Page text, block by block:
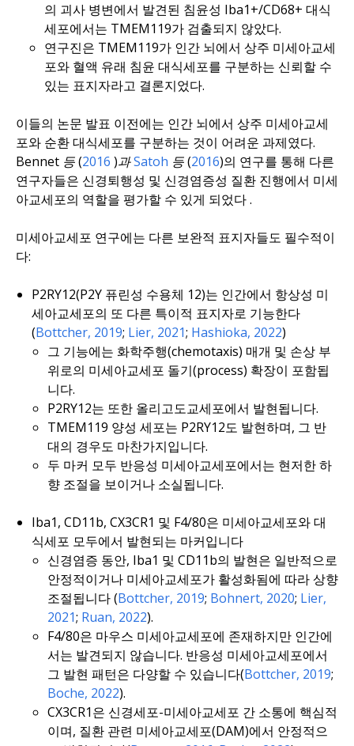
의 괴사 병변에서 발견된 침윤성 Iba1+/CD68+ 대식
세포에서는 TMEM119가 검출되지 않았다.
연구진은 TMEM119가 인간 뇌에서 상주 미세아교세
포와 혈액 유래 침윤 대식세포를 구분하는 신뢰할 수
있는 표지자라고 결론지었다.
이들의 논문 발표 이전에는 인간 뇌에서 상주 미세아교세
포와 순환 대식세포를 구분하는 것이 어려운 과제였다.
Bennet 등(2016 )과Satoh 등(2016)의 연구를 통해 다른
연구자들은 신경퇴행성 및 신경염증성 질환 진행에서 미세
아교세포의 역할을 평가할 수 있게 되었다.
미세아교세포 연구에는 다른 보완적 표지자들도 필수적이
다:
P2RY12(P2Y 퓨린성 수용체 12)는 인간에서 항상성 미
세아교세포의 또 다른 특이적 표지자로 기능한다
(Bottcher, 2019; Lier, 2021; Hashioka, 2022)
그 기능에는 화학주행(chemotaxis) 매개 및 손상 부
위로의 미세아교세포 돌기(process) 확장이 포함됩
니다.
P2RY12는 또한 올리고도교세포에서 발현됩니다.
TMEM119 양성 세포는 P2RY12도 발현하며, 그 반
대의 경우도 마찬가지입니다.
두 마커 모두 반응성 미세아교세포에서는 현저한 하
향 조절을 보이거나 소실됩니다.
Iba1, CD11b, CX3CR1 및 F4/80은 미세아교세포와 대
식세포 모두에서 발현되는 마커입니다
신경염증 동안, Iba1 및 CD11b의 발현은 일반적으로
안정적이거나 미세아교세포가 활성화됨에 따라 상향
조절됩니다 (Bottcher, 2019; Bohnert, 2020; Lier,
2021; Ruan, 2022).
F4/80은 마우스 미세아교세포에 존재하지만 인간에
서는 발견되지 않습니다. 반응성 미세아교세포에서
그 발현 패턴은 다양할 수 있습니다(Bottcher, 2019;
Boche, 2022).
CX3CR1은 신경세포-미세아교세포 간 소통에 핵심적
이며, 질환 관련 미세아교세포(DAM)에서 안정적으